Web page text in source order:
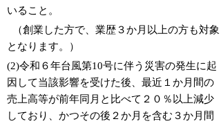
いること。
（創業した方で、業歴３か月以上の方も対象
となります。）
(2)令和６年台風第10号に伴う災害の発生に起
因して当該影響を受けた後、最近１か月間の
売上高等が前年同月と比べて２０％以上減少
しており、かつその後２か月を含む３か月間